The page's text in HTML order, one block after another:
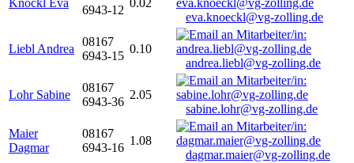
Knöckl Eva
6943-12
0.02
eva.knoeckl@vg-zolling.de
Liebl Andrea
08167
6943-15
0.10
andrea.liebl@vg-zolling.de
Lohr Sabine
08167
6943-36
2.05
sabine.lohr@vg-zolling.de
Maier
Dagmar
08167
6943-16
1.08
dagmar.maier@vg-zolling.de